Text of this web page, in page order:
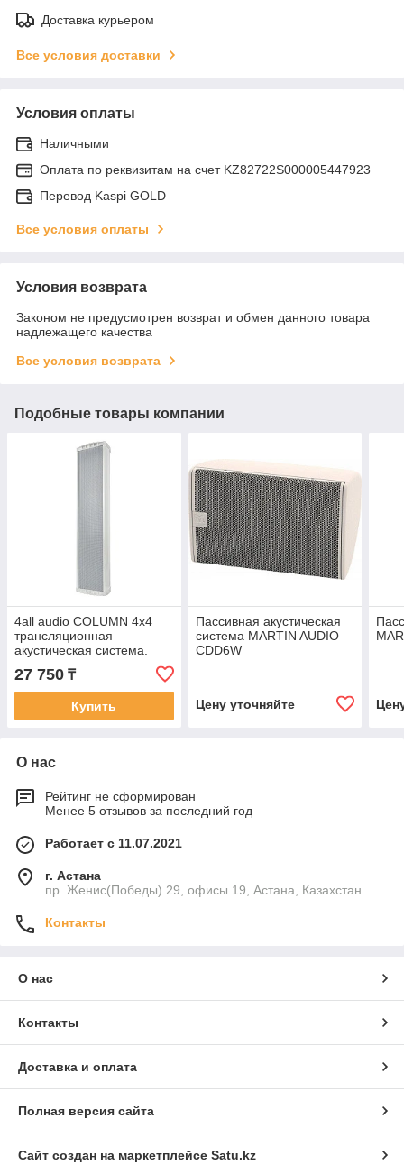
Доставка курьером
Все условия доставки
Условия оплаты
Наличными
Оплата по реквизитам на счет KZ82722S000005447923
Перевод Kaspi GOLD
Все условия оплаты
Условия возврата
Законом не предусмотрен возврат и обмен данного товара
надлежащего качества
Все условия возврата
Подобные товары компании
4all audio COLUMN 4x4
трансляционная
акустическая система.
27 750 ₸
Купить
Пассивная акустическая
система MARTIN AUDIO
CDD6W
Цену уточняйте
О нас
Рейтинг не сформирован
Менее 5 отзывов за последний год
Работает с 11.07.2021
г. Астана
пр. Женис(Победы) 29, офисы 19, Астана, Казахстан
Контакты
О нас
Контакты
Доставка и оплата
Полная версия сайта
Сайт создан на маркетплейсе Satu.kz